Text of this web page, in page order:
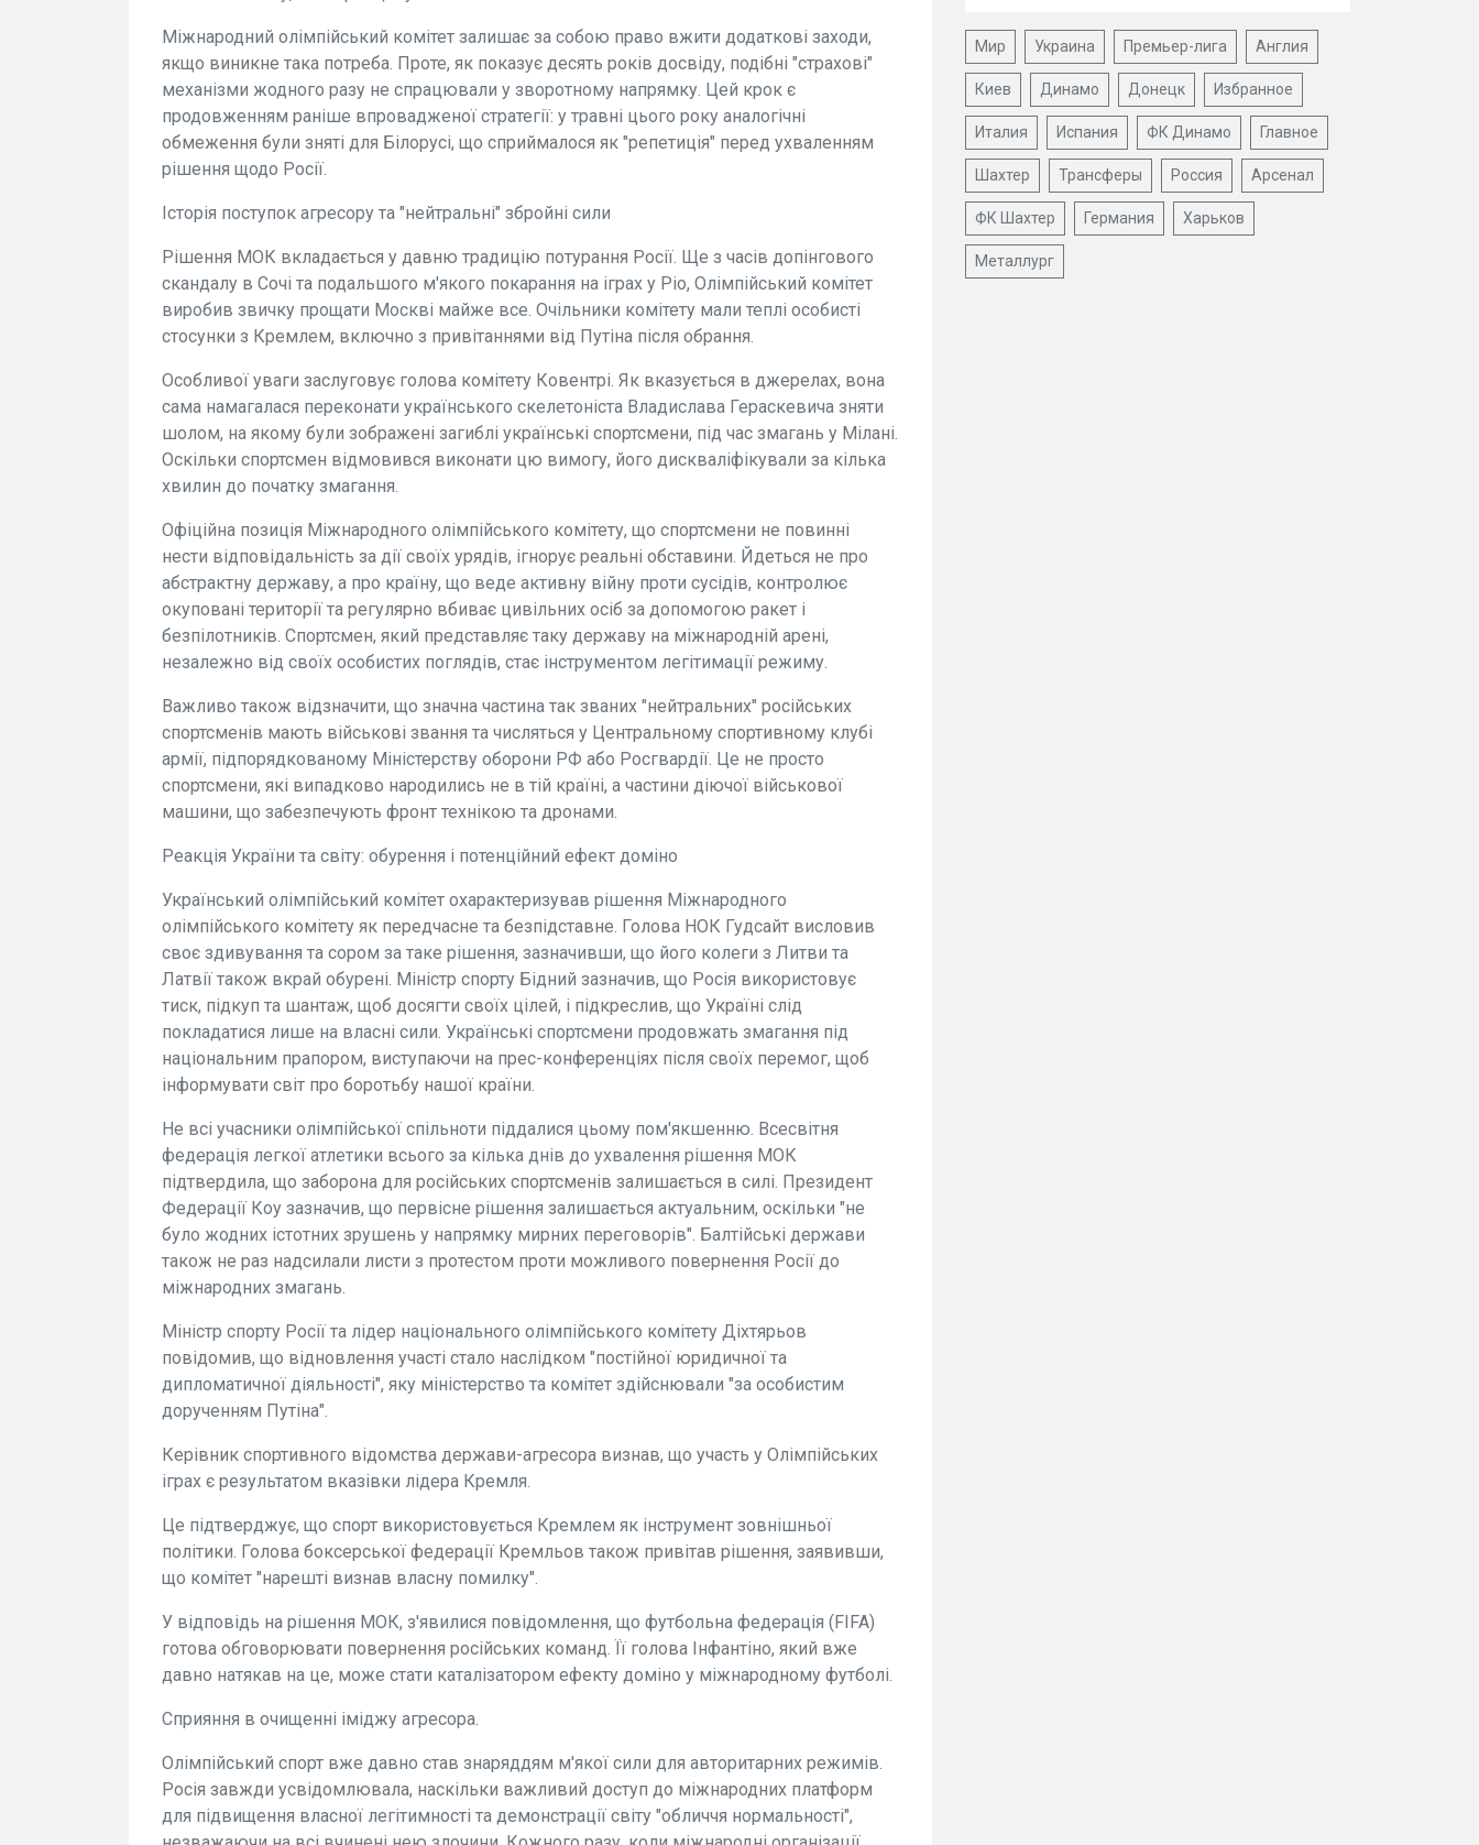
Міжнародний олімпійський комітет залишає за собою право вжити додаткові заходи,
якщо виникне така потреба. Проте, як показує десять років досвіду, подібні "страхові"
механізми жодного разу не спрацювали у зворотному напрямку. Цей крок є
продовженням раніше впровадженої стратегії: у травні цього року аналогічні
обмеження були зняті для Білорусі, що сприймалося як "репетиція" перед ухваленням
рішення щодо Росії.
Історія поступок агресору та "нейтральні" збройні сили
Рішення МОК вкладається у давню традицію потурання Росії. Ще з часів допінгового
скандалу в Сочі та подальшого м'якого покарання на іграх у Ріо, Олімпійський комітет
виробив звичку прощати Москві майже все. Очільники комітету мали теплі особисті
стосунки з Кремлем, включно з привітаннями від Путіна після обрання.
Особливої уваги заслуговує голова комітету Ковентрі. Як вказується в джерелах, вона
сама намагалася переконати українського скелетоніста Владислава Гераскевича зняти
шолом, на якому були зображені загиблі українські спортсмени, під час змагань у Мілані.
Оскільки спортсмен відмовився виконати цю вимогу, його дискваліфікували за кілька
хвилин до початку змагання.
Офіційна позиція Міжнародного олімпійського комітету, що спортсмени не повинні
нести відповідальність за дії своїх урядів, ігнорує реальні обставини. Йдеться не про
абстрактну державу, а про країну, що веде активну війну проти сусідів, контролює
окуповані території та регулярно вбиває цивільних осіб за допомогою ракет і
безпілотників. Спортсмен, який представляє таку державу на міжнародній арені,
незалежно від своїх особистих поглядів, стає інструментом легітимації режиму.
Важливо також відзначити, що значна частина так званих "нейтральних" російських
спортсменів мають військові звання та числяться у Центральному спортивному клубі
армії, підпорядкованому Міністерству оборони РФ або Росгвардії. Це не просто
спортсмени, які випадково народились не в тій країні, а частини діючої військової
машини, що забезпечують фронт технікою та дронами.
Реакція України та світу: обурення і потенційний ефект доміно
Український олімпійський комітет охарактеризував рішення Міжнародного
олімпійського комітету як передчасне та безпідставне. Голова НОК Гудсайт висловив
своє здивування та сором за таке рішення, зазначивши, що його колеги з Литви та
Латвії також вкрай обурені. Міністр спорту Бідний зазначив, що Росія використовує
тиск, підкуп та шантаж, щоб досягти своїх цілей, і підкреслив, що Україні слід
покладатися лише на власні сили. Українські спортсмени продовжать змагання під
національним прапором, виступаючи на прес-конференціях після своїх перемог, щоб
інформувати світ про боротьбу нашої країни.
Не всі учасники олімпійської спільноти піддалися цьому пом'якшенню. Всесвітня
федерація легкої атлетики всього за кілька днів до ухвалення рішення МОК
підтвердила, що заборона для російських спортсменів залишається в силі. Президент
Федерації Коу зазначив, що первісне рішення залишається актуальним, оскільки "не
було жодних істотних зрушень у напрямку мирних переговорів". Балтійські держави
також не раз надсилали листи з протестом проти можливого повернення Росії до
міжнародних змагань.
Міністр спорту Росії та лідер національного олімпійського комітету Діхтярьов
повідомив, що відновлення участі стало наслідком "постійної юридичної та
дипломатичної діяльності", яку міністерство та комітет здійснювали "за особистим
дорученням Путіна".
Керівник спортивного відомства держави-агресора визнав, що участь у Олімпійських
іграх є результатом вказівки лідера Кремля.
Це підтверджує, що спорт використовується Кремлем як інструмент зовнішньої
політики. Голова боксерської федерації Кремльов також привітав рішення, заявивши,
що комітет "нарешті визнав власну помилку".
У відповідь на рішення МОК, з'явилися повідомлення, що футбольна федерація (FIFA)
готова обговорювати повернення російських команд. Її голова Інфантіно, який вже
давно натякав на це, може стати каталізатором ефекту доміно у міжнародному футболі.
Сприяння в очищенні іміджу агресора.
Олімпійський спорт вже давно став знаряддям м'якої сили для авторитарних режимів.
Росія завжди усвідомлювала, наскільки важливий доступ до міжнародних платформ
для підвищення власної легітимності та демонстрації світу "обличчя нормальності",
Мир Украина Премьер-лига Англия
Киев Динамо Донецк Избранное
Италия Испания ФК Динамо Главное
Шахтер Трансферы Россия Арсенал
ФК Шахтер Германия Харьков
Металлург